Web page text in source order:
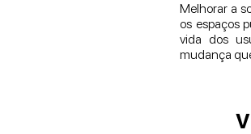
Melhorar a
os espaços
vida dos
mudança